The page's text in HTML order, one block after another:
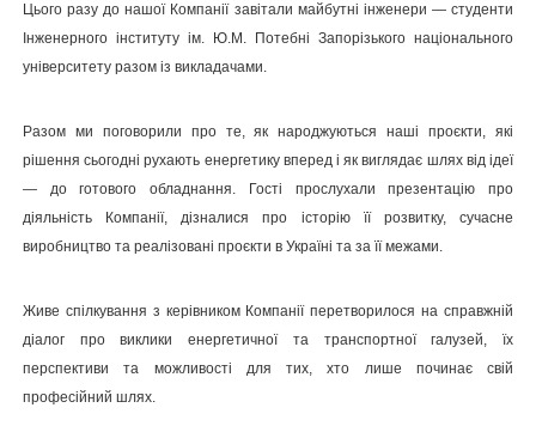
Цього разу до нашої Компанії завітали майбутні інженери — студенти
Інженерного інституту ім. Ю.М. Потебні Запорізького національного
університету разом із викладачами.
Разом ми поговорили про те, як народжуються наші проєкти, які
рішення сьогодні рухають енергетику вперед і як виглядає шлях від ідеї
— до готового обладнання. Гості прослухали презентацію про
діяльність Компанії, дізналися про історію її розвитку, сучасне
виробництво та реалізовані проєкти в Україні та за її межами.
Живе спілкування з керівником Компанії перетворилося на справжній
діалог про виклики енергетичної та транспортної галузей, їх
перспективи та можливості для тих, хто лише починає свій
професійний шлях.